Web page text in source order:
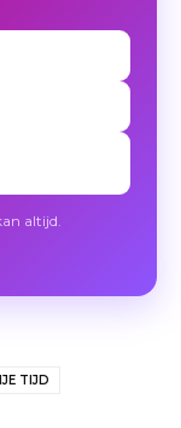
altijd.
TIJD